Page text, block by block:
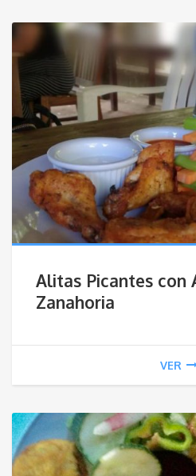
Alitas Picantes con
Zanahoria
VER